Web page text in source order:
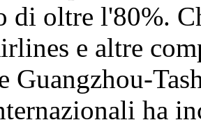
di oltre l'80%.
e altre
Guangzhou-
ha